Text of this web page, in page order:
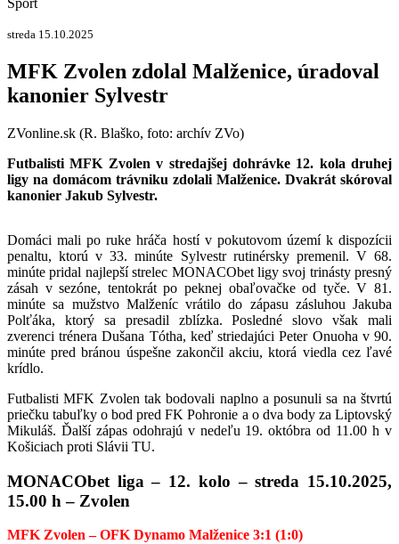
Šport
streda 15.10.2025
MFK Zvolen zdolal Malženice, úradoval
kanonier Sylvestr
ZVonline.sk (R. Blaško, foto: archív ZVo)
Futbalisti MFK Zvolen v stredajšej dohrávke 12. kola druhej
ligy na domácom trávniku zdolali Malženice. Dvakrát skóroval
kanonier Jakub Sylvestr.
Domáci mali po ruke hráča hostí v pokutovom území k dispozícii
penaltu, ktorú v 33. minúte Sylvestr rutinérsky premenil. V 68.
minúte pridal najlepší strelec MONACObet ligy svoj trinásty presný
zásah v sezóne, tentokrát po peknej obaľovačke od tyče. V 81.
minúte sa mužstvo Malženíc vrátilo do zápasu zásluhou Jakuba
Polťáka, ktorý sa presadil zblízka. Posledné slovo však mali
zverenci trénera Dušana Tótha, keď striedajúci Peter Onuoha v 90.
minúte pred bránou úspešne zakončil akciu, ktorá viedla cez ľavé
krídlo.
Futbalisti MFK Zvolen tak bodovali naplno a posunuli sa na štvrtú
priečku tabuľky o bod pred FK Pohronie a o dva body za Liptovský
Mikuláš. Ďalší zápas odohrajú v nedeľu 19. októbra od 11.00 h v
Košiciach proti Slávii TU.
MONACObet liga – 12. kolo – streda 15.10.2025,
15.00 h – Zvolen
MFK Zvolen – OFK Dynamo Malženice 3:1 (1:0)